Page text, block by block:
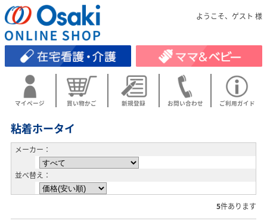
ようこそ、ゲスト 様
マイページ 買い物かご 新規登録 お問い合わせ ご利用ガイド
粘着ホータイ
メーカー：
並べ替え：
5件あります